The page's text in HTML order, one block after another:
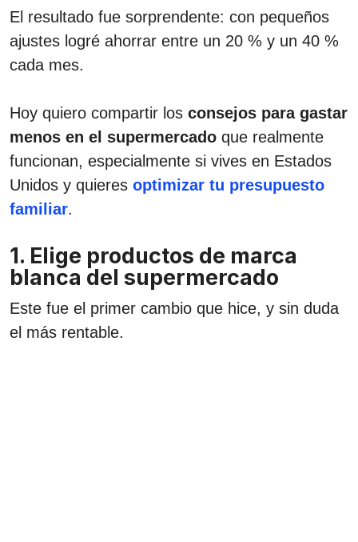
El resultado fue sorprendente: con pequeños
ajustes logré ahorrar entre un 20 % y un 40 %
cada mes.
Hoy quiero compartir los consejos para gastar
menos en el supermercado que realmente
funcionan, especialmente si vives en Estados
Unidos y quieres optimizar tu presupuesto
familiar.
1. Elige productos de marca
blanca del supermercado
Este fue el primer cambio que hice, y sin duda
el más rentable.